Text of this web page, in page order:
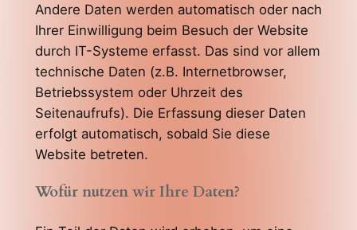
Andere Daten werden automatisch oder nach
Ihrer Einwilligung beim Besuch der Website
durch IT-Systeme erfasst. Das sind vor allem
technische Daten (z.B. Internetbrowser,
Betriebssystem oder Uhrzeit des
Seitenaufrufs). Die Erfassung dieser Daten
erfolgt automatisch, sobald Sie diese
Website betreten.
Wofür nutzen wir Ihre Daten?